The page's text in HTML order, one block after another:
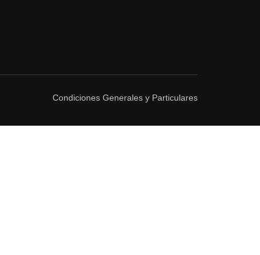
Condiciones Generales y Particulares